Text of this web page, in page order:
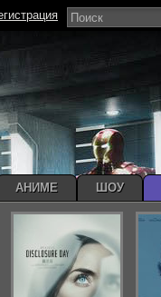
АНИМЕ ШОУ